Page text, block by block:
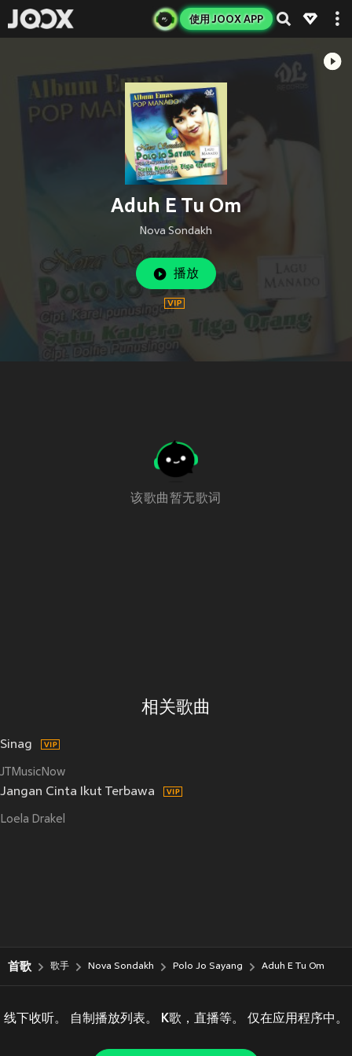
使用 JOOX APP
Aduh E Tu Om
Nova Sondakh
播放
该歌曲暂无歌词
相关歌曲
Sinag
JTMusicNow
Jangan Cinta Ikut Terbawa
Loela Drakel
首歌 歌手 Nova Sondakh Polo Jo Sayang Aduh E Tu Om
线下收听。 自制播放列表。 K歌，直播等。 仅在应用程序中。